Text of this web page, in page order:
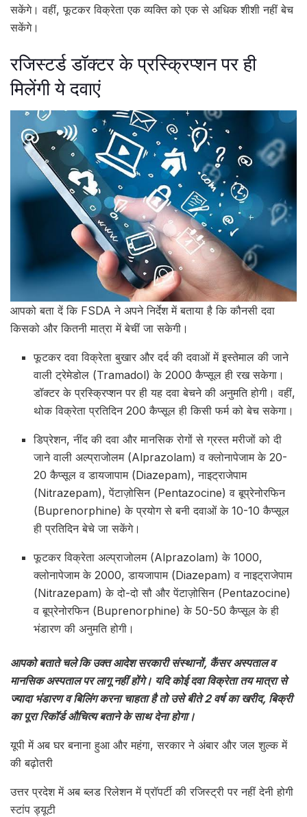
सकेंगे। वहीं, फूटकर विक्रेता एक व्यक्ति को एक से अधिक शीशी नहीं बेच
सकेंगे।
रजिस्टर्ड डॉक्टर के प्रस्क्रिप्शन पर ही
मिलेंगी ये दवाएं
आपको बता दें कि FSDA ने अपने निर्देश में बताया है कि कौनसी दवा
किसको और कितनी मात्रा में बेचीं जा सकेगी।
फूटकर दवा विक्रेता बुखार और दर्द की दवाओं में इस्तेमाल की जाने
वाली ट्रेमेडोल (Tramadol) के 2000 कैप्सूल ही रख सकेगा।
डॉक्टर के प्रस्क्रिप्शन पर ही यह दवा बेचने की अनुमति होगी। वहीं,
थोक विक्रेता प्रतिदिन 200 कैप्सूल ही किसी फर्म को बेच सकेगा।
डिप्रेशन, नींद की दवा और मानसिक रोगों से ग्रस्त मरीजों को दी
जाने वाली अल्प्राजोलम (Alprazolam) व क्लोनापेजाम के 20-
20 कैप्सूल व डायजापाम (Diazepam), नाइट्राजेपाम
(Nitrazepam), पेंटाज़ोसिन (Pentazocine) व बूप्रेनोरफिन
(Buprenorphine) के प्रयोग से बनी दवाओं के 10-10 कैप्सूल
ही प्रतिदिन बेचे जा सकेंगे।
फूटकर विक्रेता अल्प्राजोलम (Alprazolam) के 1000,
क्लोनापेजाम के 2000, डायजापाम (Diazepam) व नाइट्राजेपाम
(Nitrazepam) के दो-दो सौ और पेंटाज़ोसिन (Pentazocine)
व बूप्रेनोरफिन (Buprenorphine) के 50-50 कैप्सूल के ही
भंडारण की अनुमति होगी।
आपको बताते चले कि उक्त आदेश सरकारी संस्थानों, कैंसर अस्पताल व
मानसिक अस्पताल पर लागू नहीं होंगे। यदि कोई दवा विक्रेता तय मात्रा से
ज्यादा भंडारण व बिलिंग करना चाहता है तो उसे बीते 2 वर्ष का खरीद, बिक्री
का पूरा रिकॉर्ड औचित्य बताने के साथ देना होगा।
यूपी में अब घर बनाना हुआ और महंगा, सरकार ने अंबार और जल शुल्क में
की बढ़ोतरी
उत्तर प्रदेश में अब ब्लड रिलेशन में प्रॉपर्टी की रजिस्ट्री पर नहीं देनी होगी
स्टांप ड्यूटी